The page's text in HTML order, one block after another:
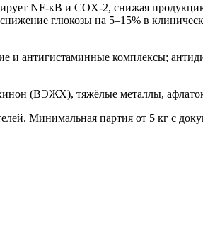
NF-κB и COX-2, снижая
глюкозы на 5–15% в
и антигистаминные комплексы;
(ВЭЖХ), тяжёлые металлы,
Минимальная партия от 5 кг с